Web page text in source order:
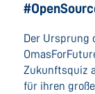
Der Ursprung
Zukunftsquiz
für ihren